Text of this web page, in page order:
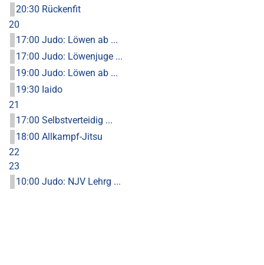
20:30 Rückenfit
20
17:00 Judo: Löwen ab ...
17:00 Judo: Löwenjuge ...
19:00 Judo: Löwen ab ...
19:30 Iaido
21
17:00 Selbstverteidig ...
18:00 Allkampf-Jitsu
22
23
10:00 Judo: NJV Lehrg ...